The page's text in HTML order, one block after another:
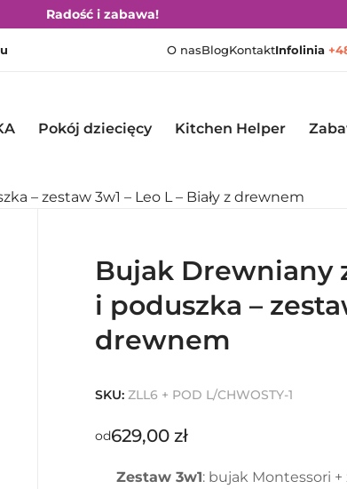
Radość i zabawa!
O nasBlogKontaktInfolinia
Pokój dziecięcy Kitchen Helper
– zestaw 3w1 – Leo L – Biały z drewnem
Bujak Drewniany
i poduszka –
drewnem
SKU: ZLL6 + POD L/CHWOSTY-1
od629,00 zł
Zestaw 3w1: bujak Montessori